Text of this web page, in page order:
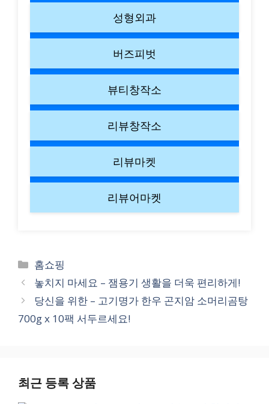
성형외과
버즈피벗
뷰티창작소
리뷰창작소
리뷰마켓
리뷰어마켓
Categories
홈쇼핑
놓치지 마세요 – 잼용기 생활을 더욱 편리하게!
당신을 위한 – 고기명가 한우 곤지암 소머리곰탕
700g x 10팩 서두르세요!
최근 등록 상품